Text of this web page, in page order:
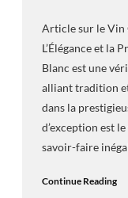
Article sur le Vin
L’Élégance et la
Blanc est une
alliant tradition
dans la
d’exception est
savoir-faire
Continue Reading